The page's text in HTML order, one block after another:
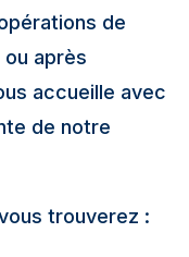
de
après
accueille avec
de notre
trouverez :